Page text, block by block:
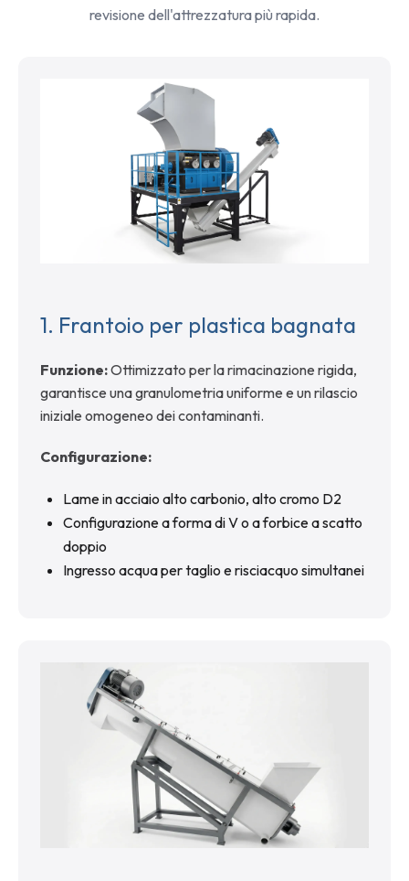
revisione dell'attrezzatura più rapida.
1. Frantoio per plastica bagnata
Funzione:Ottimizzato per la rimacinazione rigida,
garantisce una granulometria uniforme e un rilascio
iniziale omogeneo dei contaminanti.
Configurazione:
Lame in acciaio alto carbonio, alto cromo D2
Configurazione a forma di V o a forbice a scatto
doppio
Ingresso acqua per taglio e risciacquo simultanei